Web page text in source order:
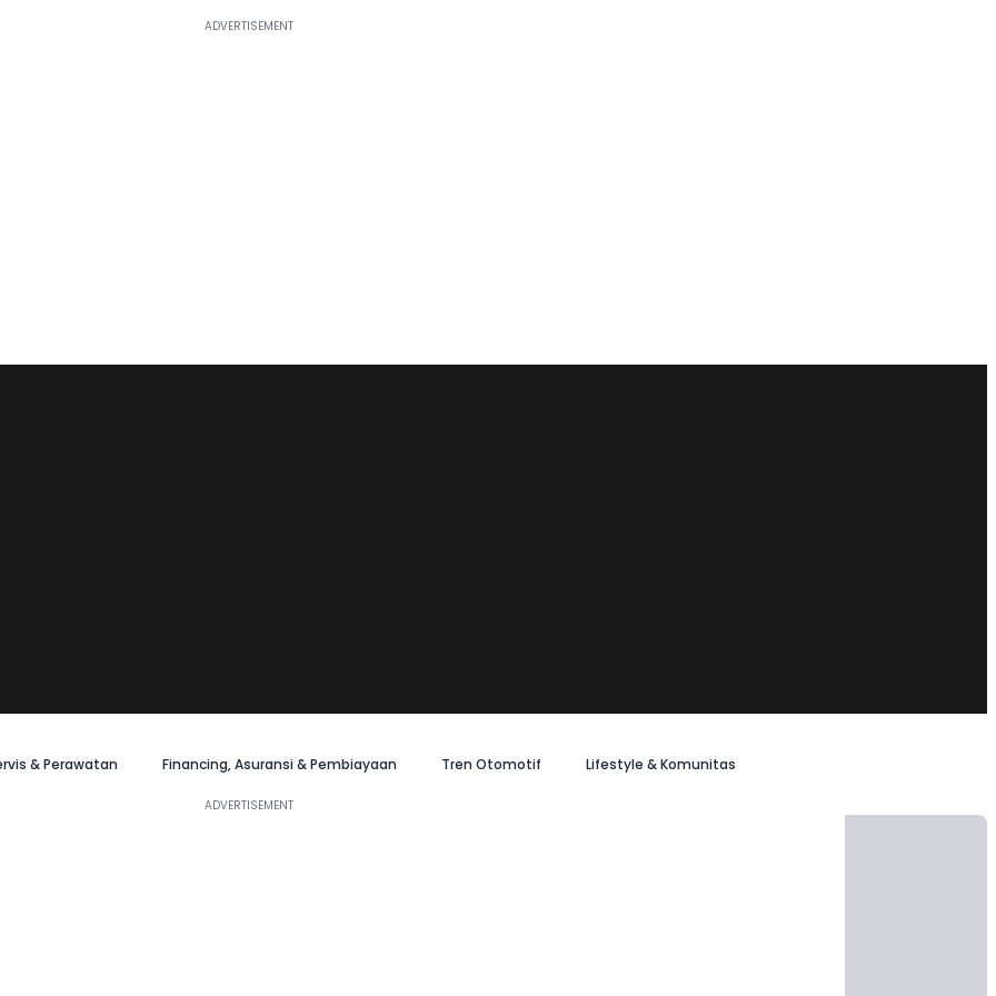
& Perawatan Financing, Asuransi & Pembiayaan Tren Otomotif Lifestyle & Komunitas